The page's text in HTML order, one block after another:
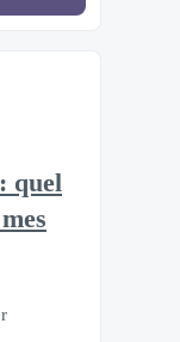
quel